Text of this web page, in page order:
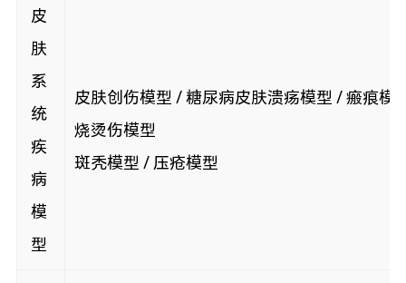
皮
肤
系
统
疾
病
模
型
皮肤创伤模型 / 糖尿病皮肤溃疡模型 / 瘢痕模
烧烫伤模型
斑秃模型 / 压疮模型